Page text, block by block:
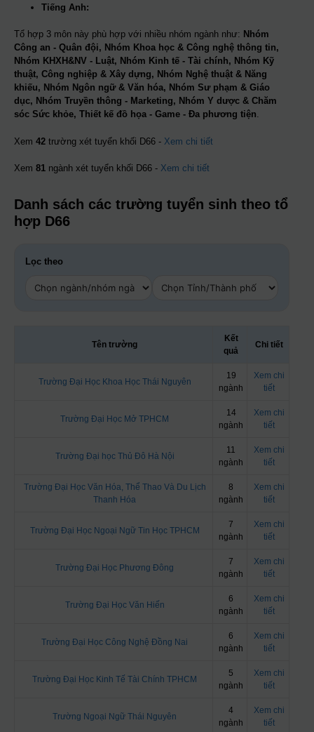
Tiếng Anh:
Tổ hợp 3 môn này phù hợp với nhiều nhóm ngành như: Nhóm
Công an - Quân đội, Nhóm Khoa học & Công nghệ thông tin,
Nhóm KHXH&NV - Luật, Nhóm Kinh tế - Tài chính, Nhóm Kỹ
thuật, Công nghiệp & Xây dựng, Nhóm Nghệ thuật & Năng
khiếu, Nhóm Ngôn ngữ & Văn hóa, Nhóm Sư phạm & Giáo
dục, Nhóm Truyền thông - Marketing, Nhóm Y dược & Chăm
sóc Sức khỏe, Thiết kế đồ họa - Game - Đa phương tiện.
Xem 42 trường xét tuyển khối D66 - Xem chi tiết
Xem 81 ngành xét tuyển khối D66 - Xem chi tiết
Danh sách các trường tuyển sinh theo tổ
hợp D66
Lọc theo
Tên trường
Kết
quả
Chi tiết
Trường Đại Học Khoa Học Thái Nguyên
19
ngành
Xem chi
tiết
Trường Đại Học Mở TPHCM
14
ngành
Xem chi
tiết
Trường Đại học Thủ Đô Hà Nội
11
ngành
Xem chi
tiết
Trường Đại Học Văn Hóa, Thể Thao Và Du Lịch
Thanh Hóa
8
ngành
Xem chi
tiết
Trường Đại Học Ngoại Ngữ Tin Học TPHCM
7
ngành
Xem chi
tiết
Trường Đại Học Phương Đông
7
ngành
Xem chi
tiết
Trường Đại Học Văn Hiến
6
ngành
Xem chi
tiết
Trường Đại Học Công Nghệ Đồng Nai
6
ngành
Xem chi
tiết
Trường Đại Học Kinh Tế Tài Chính TPHCM
5
ngành
Xem chi
tiết
Trường Ngoại Ngữ Thái Nguyên
4
ngành
Xem chi
tiết